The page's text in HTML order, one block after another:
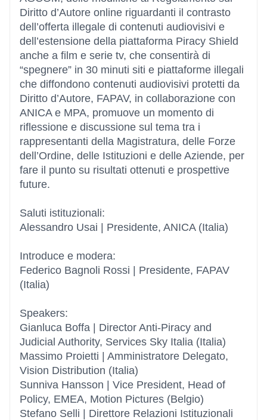
Diritto d’Autore online riguardanti il contrasto
dell’offerta illegale di contenuti audiovisivi e
dell’estensione della piattaforma Piracy Shield
anche a film e serie tv, che consentirà di
“spegnere” in 30 minuti siti e piattaforme illegali
che diffondono contenuti audiovisivi protetti da
Diritto d’Autore, FAPAV, in collaborazione con
ANICA e MPA, promuove un momento di
riflessione e discussione sul tema tra i
rappresentanti della Magistratura, delle Forze
dell’Ordine, delle Istituzioni e delle Aziende, per
fare il punto su risultati ottenuti e prospettive
future.
Saluti istituzionali:
Alessandro Usai | Presidente, ANICA (Italia)
Introduce e modera:
Federico Bagnoli Rossi | Presidente, FAPAV
(Italia)
Speakers:
Gianluca Boffa | Director Anti-Piracy and
Judicial Authority, Services Sky Italia (Italia)
Massimo Proietti | Amministratore Delegato,
Vision Distribution (Italia)
Sunniva Hansson | Vice President, Head of
Policy, EMEA, Motion Pictures (Belgio)
Stefano Selli | Direttore Relazioni Istituzionali